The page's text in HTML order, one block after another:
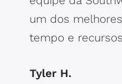
um dos
tempo e
Tyler H.